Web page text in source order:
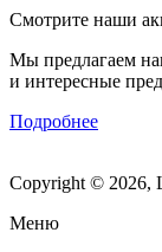
Смотрите наши
Мы предлагаем
и интересные
Подробнее
Copyright © 2026,
Меню